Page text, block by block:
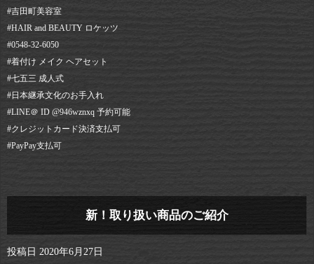
#吉田町美容室⠀
#HAIR and BEAUTY ロケッツ⠀
#0548-32-6050⠀
#着付け メイク ヘアセット⠀
#七五三 成人式⠀
#日本継承文化のお手入れ⠀
#LINE＠ ID @946wznxq 予約可能⠀
#クレジットカード決済支払可⠀
#PayPay支払可
新！取り扱い商品のご紹介
投稿日 2020年6月27日